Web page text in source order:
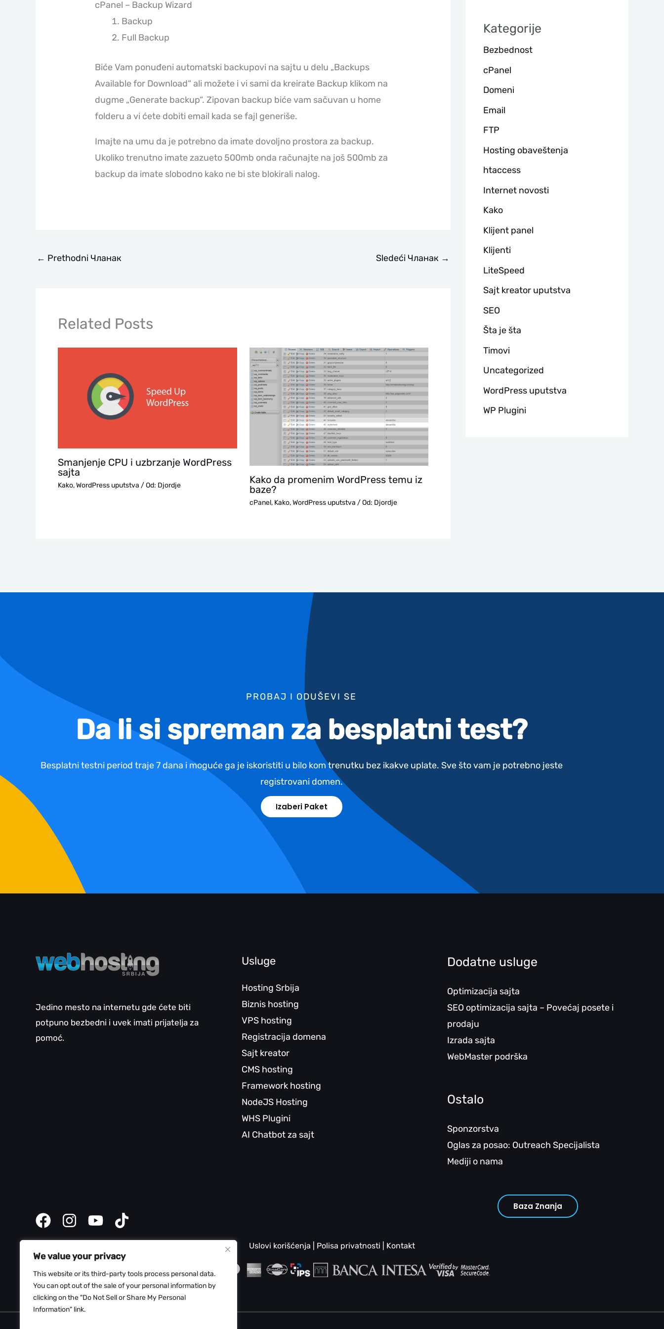
We value your privacy
This website or its third-party tools process personal data.
You can opt out of the sale of your personal information by
clicking on the "Do Not Sell or Share My Personal
Information" link.
cPanel – Backup Wizard
Backup
Full Backup
Biće Vam ponuđeni automatski backupovi na sajtu u delu „Backups
Available for Download“ ali možete i vi sami da kreirate Backup klikom na
dugme „Generate backup“. Zipovan backup biće vam sačuvan u home
folderu a vi ćete dobiti email kada se fajl generiše.
Imajte na umu da je potrebno da imate dovoljno prostora za backup.
Ukoliko trenutno imate zazueto 500mb onda računajte na još 500mb za
backup da imate slobodno kako ne bi ste blokirali nalog.
← Prethodni Чланак Sledeći Чланак →
Related Posts
Smanjenje CPU i uzbrzanje WordPress
sajta
Kako,WordPress uputstva / Od: Djordje
Kako da promenim WordPress temu iz
baze?
cPanel, Kako,WordPress uputstva / Od: Djordje
г
а
Kategorije
Bezbednost
cPanel
Domeni
Email
FTP
Hosting obaveštenja
htaccess
Internet novosti
Kako
Klijent panel
Klijenti
LiteSpeed
Sajt kreator uputstva
SEO
Šta je šta
Timovi
Uncategorized
WordPress uputstva
WP Plugini
PROBAJ I ODUŠEVI SE
Da li si spreman za besplatni test?
Besplatni testni period traje 7 dana i moguće ga je iskoristiti u bilo kom trenutku bez ikakve uplate. Sve što vam je potrebno jeste
registrovani domen.
Izaberi Paket
Jedino mesto na internetu gde ćete biti
potpuno bezbedni i uvek imati prijatelja za
pomoć.
Usluge
Hosting Srbija
Biznis hosting
VPS hosting
Registracija domena
Sajt kreator
CMS hosting
Framework hosting
NodeJS Hosting
WHS Plugini
AI Chatbot za sajt
Dodatne usluge
Optimizacija sajta
SEO optimizacija sajta – Povećaj posete i
prodaju
Izrada sajta
WebMaster podrška
Ostalo
Sponzorstva
Oglas za posao: Outreach Specijalista
Mediji o nama
Baza Znanja
Uslovi korišćenja Polisa privatnosti Kontakt